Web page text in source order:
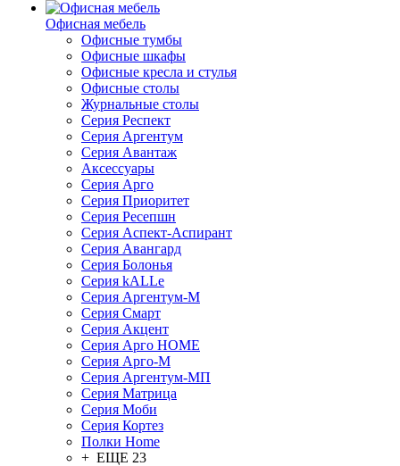
Офисная мебель
Офисные тумбы
Офисные шкафы
Офисные кресла и стулья
Офисные столы
Журнальные столы
Серия Респект
Серия Аргентум
Серия Авантаж
Аксессуары
Серия Арго
Серия Приоритет
Серия Ресепшн
Серия Аспект-Аспирант
Серия Авангард
Серия Болонья
Серия kALLe
Серия Аргентум-М
Серия Смарт
Серия Акцент
Серия Арго HOME
Серия Арго-М
Серия Аргентум-МП
Серия Матрица
Серия Моби
Серия Кортез
Полки Home
+ ЕЩЕ 23